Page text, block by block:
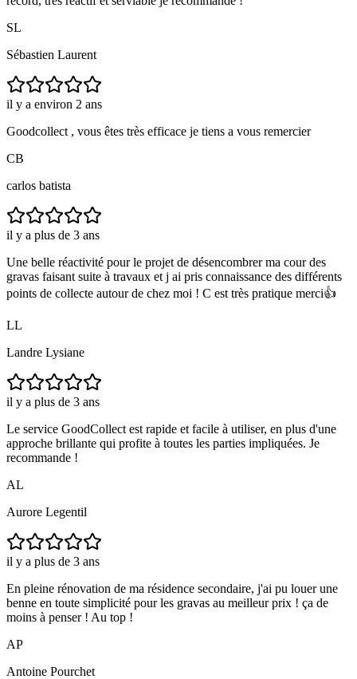
SL
Sébastien Laurent
il y a environ 2 ans
Goodcollect , vous êtes très efficace je tiens a vous remercier
CB
carlos batista
il y a plus de 3 ans
Une belle réactivité pour le projet de désencombrer ma cour des
gravas faisant suite à travaux et j ai pris connaissance des différents
points de collecte autour de chez moi ! C est très pratique merci👍
LL
Landre Lysiane
il y a plus de 3 ans
Le service GoodCollect est rapide et facile à utiliser, en plus d'une
approche brillante qui profite à toutes les parties impliquées. Je
recommande !
AL
Aurore Legentil
il y a plus de 3 ans
En pleine rénovation de ma résidence secondaire, j'ai pu louer une
benne en toute simplicité pour les gravas au meilleur prix ! ça de
moins à penser ! Au top !
AP
Antoine Pourchet